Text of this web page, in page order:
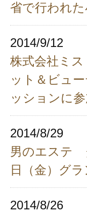
省で行われ
2014/9/12
株式会社ミ
ット＆ビュ
ッションに
2014/8/29
男のエステ
日（金）グ
2014/8/26